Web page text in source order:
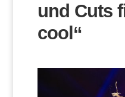
und Cuts
cool“